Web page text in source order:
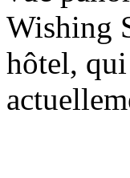
Wishing
hôtel,